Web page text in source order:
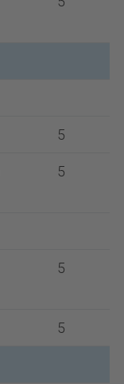
5
5
5
5